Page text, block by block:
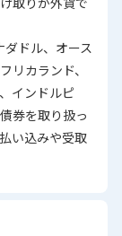
ドル、オース
リカランド、
インドルピ
券を取り扱っ
い込みや受取